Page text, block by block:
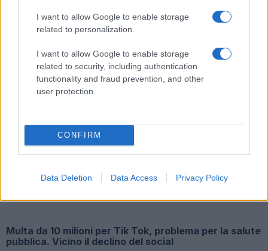
I want to allow Google to enable storage
related to personalization.
I want to allow Google to enable storage
related to security, including authentication
functionality and fraud prevention, and other
user protection.
CONFIRM
Data Deletion Data Access Privacy Policy
Roma sotto attacco: la ‘ndrangheta e il suo primo
‘locale’
Dolori alla spalla e rimedi, le protesi diventano
sempre più custom made
Multa da 10 milioni per Tik Tok, problema per la salute
pubblica. Vicino il declino del social